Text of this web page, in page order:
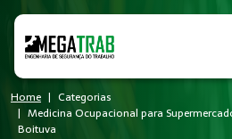
Home
Categorias
Medicina Ocupacional para
Boituva